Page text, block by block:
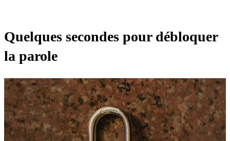
Quelques secondes pour débloquer
la parole